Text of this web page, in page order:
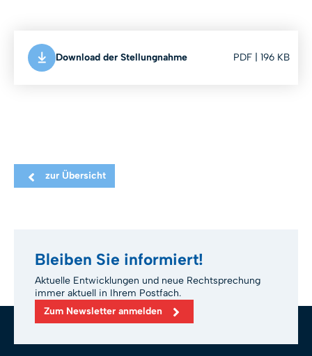
Download der Stellungnahme PDF | 196 KB
zur Übersicht
Bleiben Sie informiert!
Aktuelle Entwicklungen und neue Rechtsprechung
immer aktuell in Ihrem Postfach.
Zum Newsletter anmelden